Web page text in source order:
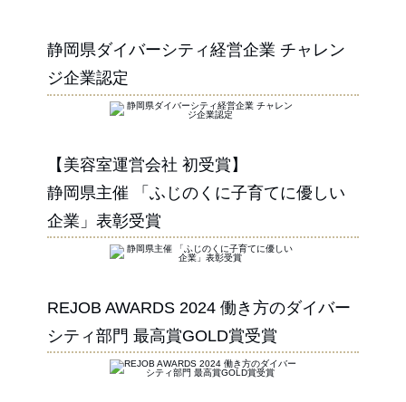
静岡県ダイバーシティ経営企業 チャレン
ジ企業認定
【美容室運営会社 初受賞】
静岡県主催 「ふじのくに子育てに優しい
企業」表彰受賞
REJOB AWARDS 2024 働き方のダイバー
シティ部門 最高賞GOLD賞受賞